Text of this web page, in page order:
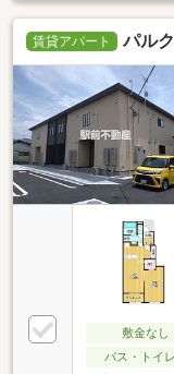
賃貸アパート パル
敷金なし
バス・トイ